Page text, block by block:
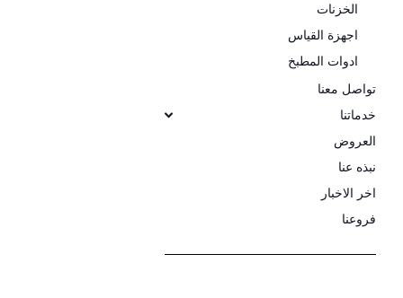
الخزنات
اجهزة القياس
ادوات المطبخ
تواصل معنا
خدماتنا
العروض
نبذه عنا
اخر الاخبار
فروعنا